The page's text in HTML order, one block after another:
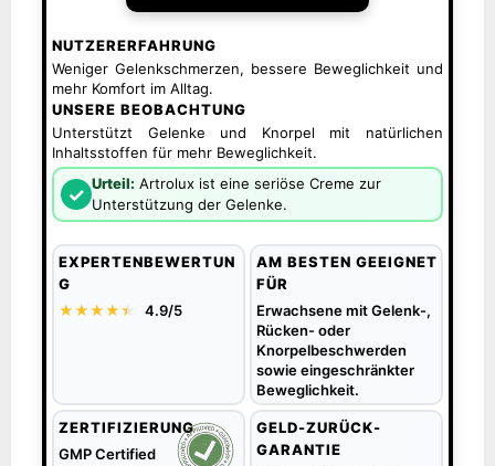
NUTZERERFAHRUNG
Weniger Gelenkschmerzen, bessere Beweglichkeit und
mehr Komfort im Alltag.
UNSERE BEOBACHTUNG
Unterstützt Gelenke und Knorpel mit natürlichen
Inhaltsstoffen für mehr Beweglichkeit.
✓ Urteil: Artrolux ist eine seriöse Creme zur
Unterstützung der Gelenke.
EXPERTENBEWERTUN
G
★★★★★
★ 4.9/5
AM BESTEN GEEIGNET
FÜR
Erwachsene mit Gelenk-,
Rücken- oder
Knorpelbeschwerden
sowie eingeschränkter
Beweglichkeit.
ZERTIFIZIERUNG
GMP Certified
GELD-ZURÜCK-
GARANTIE